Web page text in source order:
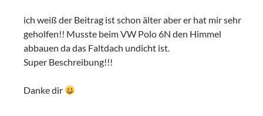
ich weiß der Beitrag ist schon älter aber er hat mir sehr
geholfen!! Musste beim VW Polo 6N den Himmel
abbauen da das Faltdach undicht ist.
Super Beschreibung!!!
Danke dir